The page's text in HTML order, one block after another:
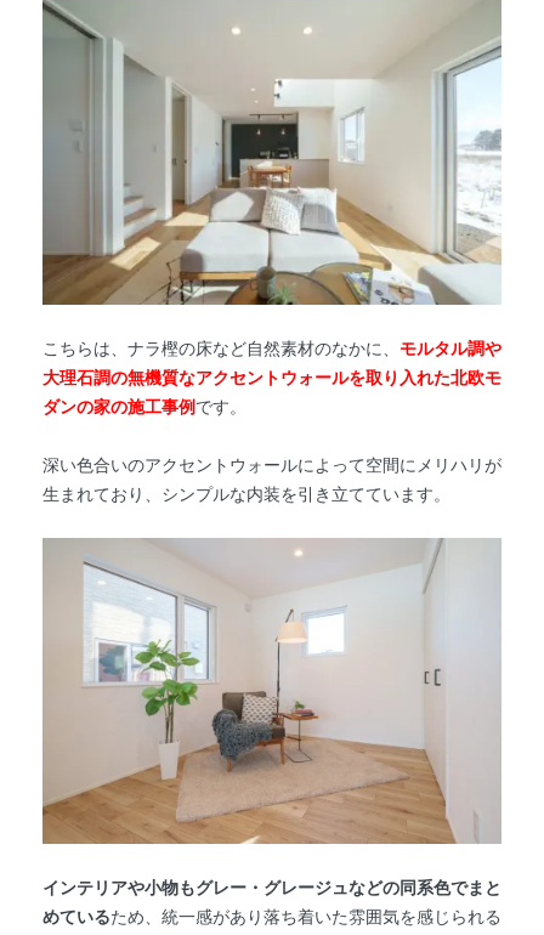
こちらは、ナラ樫の床など自然素材のなかに、 モルタル調や
大理石調の無機質なアクセントウォールを取り入れた北欧モ
ダンの家の施工事例です。
深い色合いのアクセントウォールによって空間にメリハリが
生まれており、シンプルな内装を引き立てています。
インテリアや小物もグレー・グレージュなどの同系色でまと
めているため、統一感があり落ち着いた雰囲気を感じられる